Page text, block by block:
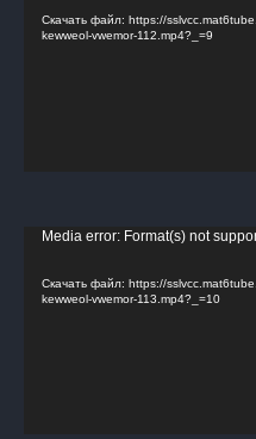
Скачать файл: https://
kewweol-vwemor-112.mp4?_=9
Видеоплеер
Media error: Format(s) not
Скачать файл: https://
kewweol-vwemor-113.mp4?_=10